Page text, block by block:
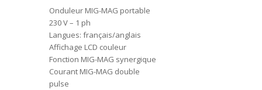
Onduleur MIG-MAG portable
230 V – 1 ph
Langues: français/anglais
Affichage LCD couleur
Fonction MIG-MAG synergique
Courant MIG-MAG double
pulse